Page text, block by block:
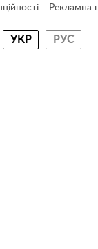
Рекламна
УКР РУС